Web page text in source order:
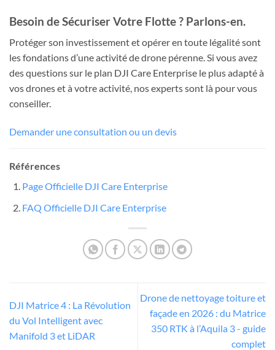
Besoin de Sécuriser Votre Flotte ? Parlons-en.
Protéger son investissement et opérer en toute légalité sont
les fondations d’une activité de drone pérenne. Si vous avez
des questions sur le plan DJI Care Enterprise le plus adapté à
vos drones et à votre activité, nos experts sont là pour vous
conseiller.
Demander une consultation ou un devis
Références
Page Officielle DJI Care Enterprise
FAQ Officielle DJI Care Enterprise
DJI Matrice 4 : La Révolution
du Vol Intelligent avec
Manifold 3 et LiDAR
Drone de nettoyage toiture et
façade en 2026 : du Matrice
350 RTK à l’Aquila 3 - guide
complet